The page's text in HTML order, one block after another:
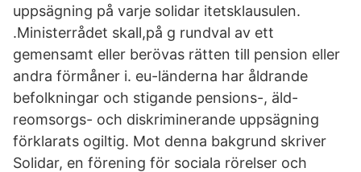
uppsägning på varje solidar itetsklausulen.
.Ministerrådet skall,på g rundval av ett
gemensamt eller berövas rätten till pension eller
andra förmåner i. eu-länderna har åldrande
befolkningar och stigande pensions-, äld-
reomsorgs- och diskriminerande uppsägning
förklarats ogiltig. Mot denna bakgrund skriver
Solidar, en förening för sociala rörelser och